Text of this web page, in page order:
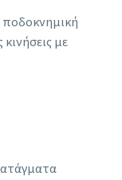
ποδοκνημική
με